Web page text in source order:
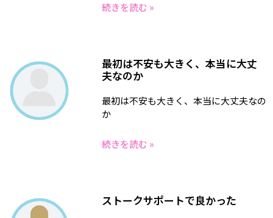
続きを読む »
最初は不安も大きく、本当に大丈
夫なのか
最初は不安も大きく、本当に大丈夫なの
か
続きを読む »
ストークサポートで良かった